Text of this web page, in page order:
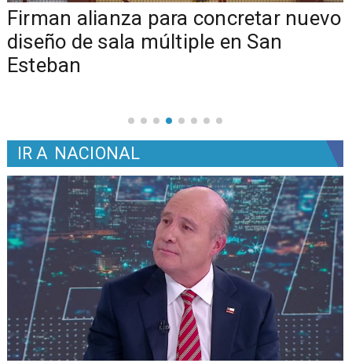
​​Firman alianza para concretar nuevo
diseño de sala múltiple en San
Esteban
IR A NACIONAL